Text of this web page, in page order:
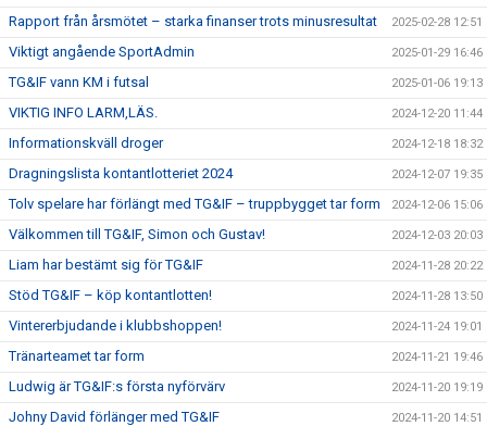
Rapport från årsmötet – starka finanser trots minusresultat 2025-02-28 12:51
Viktigt angående SportAdmin 2025-01-29 16:46
TG&IF vann KM i futsal 2025-01-06 19:13
VIKTIG INFO LARM,LÄS. 2024-12-20 11:44
Informationskväll droger 2024-12-18 18:32
Dragningslista kontantlotteriet 2024 2024-12-07 19:35
Tolv spelare har förlängt med TG&IF – truppbygget tar form 2024-12-06 15:06
Välkommen till TG&IF, Simon och Gustav! 2024-12-03 20:03
Liam har bestämt sig för TG&IF 2024-11-28 20:22
Stöd TG&IF – köp kontantlotten! 2024-11-28 13:50
Vintererbjudande i klubbshoppen! 2024-11-24 19:01
Tränarteamet tar form 2024-11-21 19:46
Ludwig är TG&IF:s första nyförvärv 2024-11-20 19:19
Johny David förlänger med TG&IF 2024-11-20 14:51